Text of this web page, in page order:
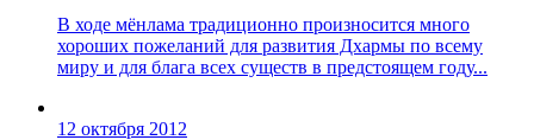
В ходе мёнлама традиционно произносится много
хороших пожеланий для развития Дхармы по всему
миру и для блага всех существ в предстоящем году...
12 октября 2012